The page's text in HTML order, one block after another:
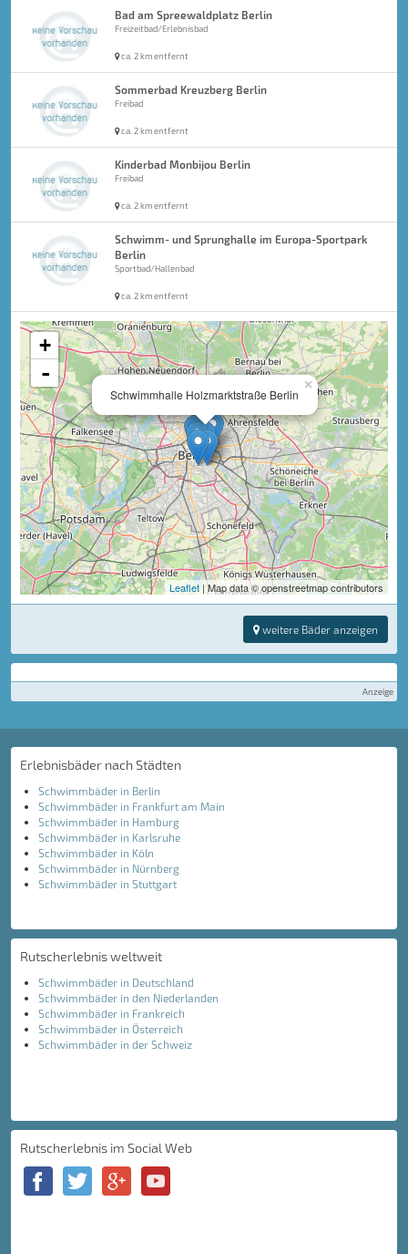
Bad am Spreewaldplatz Berlin
Freizeitbad/Erlebnisbad
ca. 2 km entfernt
Sommerbad Kreuzberg Berlin
Freibad
ca. 2 km entfernt
Kinderbad Monbijou Berlin
Freibad
ca. 2 km entfernt
Schwimm- und Sprunghalle im Europa-Sportpark
Berlin
Sportbad/Hallenbad
ca. 2 km entfernt
×
Schwimmhalle Holzmarktstraße Berlin
+
-
Leaflet | Map data © openstreetmap contributors
weitere Bäder anzeigen
Anzeige
Erlebnisbäder nach Städten
Schwimmbäder in Berlin
Schwimmbäder in Frankfurt am Main
Schwimmbäder in Hamburg
Schwimmbäder in Karlsruhe
Schwimmbäder in Köln
Schwimmbäder in Nürnberg
Schwimmbäder in Stuttgart
Rutscherlebnis weltweit
Schwimmbäder in Deutschland
Schwimmbäder in den Niederlanden
Schwimmbäder in Frankreich
Schwimmbäder in Österreich
Schwimmbäder in der Schweiz
Rutscherlebnis im Social Web